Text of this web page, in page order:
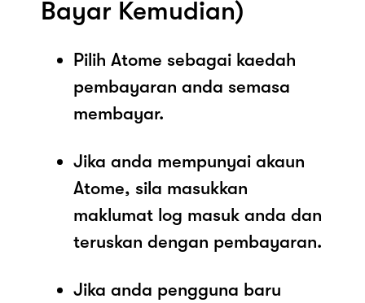
Bayar Kemudian)
Pilih Atome sebagai kaedah
pembayaran anda semasa
membayar.
Jika anda mempunyai akaun
Atome, sila masukkan
maklumat log masuk anda dan
teruskan dengan pembayaran.
Jika anda pengguna baru